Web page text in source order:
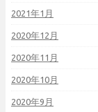
2021年1月
2020年12月
2020年11月
2020年10月
2020年9月